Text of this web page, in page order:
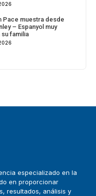
Pace muestra desde
– Espanyol muy
familia
especializado en la
en proporcionar
resultados, análisis y